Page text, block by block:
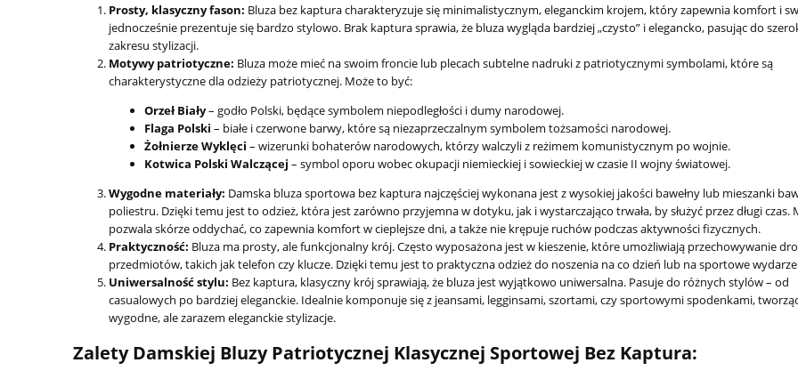
Prosty, klasyczny fason: Bluza bez kaptura charakteryzuje się minimalistycznym, eleganckim krojem, który zapewnia komfort i
jednocześnie prezentuje się bardzo stylowo. Brak kaptura sprawia, że bluza wygląda bardziej „czysto” i elegancko, pasując do
zakresu stylizacji.
Motywy patriotyczne: Bluza może mieć na swoim froncie lub plecach subtelne nadruki z patriotycznymi symbolami, które są
charakterystyczne dla odzieży patriotycznej. Może to być:
Orzeł Biały– godło Polski, będące symbolem niepodległości i dumy narodowej.
Flaga Polski – białe i czerwone barwy, które są niezaprzeczalnym symbolem tożsamości narodowej.
Żołnierze Wyklęci – wizerunki bohaterów narodowych, którzy walczyli z reżimem komunistycznym po wojnie.
Kotwica Polski Walczącej – symbol oporu wobec okupacji niemieckiej i sowieckiej w czasie II wojny światowej.
Wygodne materiały: Damska bluza sportowa bez kaptura najczęściej wykonana jest z wysokiej jakości bawełny lub mieszanki
poliestru. Dzięki temu jest to odzież, która jest zarówno przyjemna w dotyku, jak i wystarczająco trwała, by służyć przez długi czas.
pozwala skórze oddychać, co zapewnia komfort w cieplejsze dni, a także nie krępuje ruchów podczas aktywności fizycznych.
Praktyczność: Bluza ma prosty, ale funkcjonalny krój. Często wyposażona jest w kieszenie, które umożliwiają przechowywanie
przedmiotów, takich jak telefon czy klucze. Dzięki temu jest to praktyczna odzież do noszenia na co dzień lub na sportowe
Uniwersalność stylu: Bez kaptura, klasyczny krój sprawiają, że bluza jest wyjątkowo uniwersalna. Pasuje do różnych stylów – od
casualowych po bardziej eleganckie. Idealnie komponuje się z jeansami, legginsami, szortami, czy sportowymi spodenkami,
wygodne, ale zarazem eleganckie stylizacje.
Zalety Damskiej Bluzy Patriotycznej Klasycznej Sportowej Bez Kaptura:PRESTIGE 80x60